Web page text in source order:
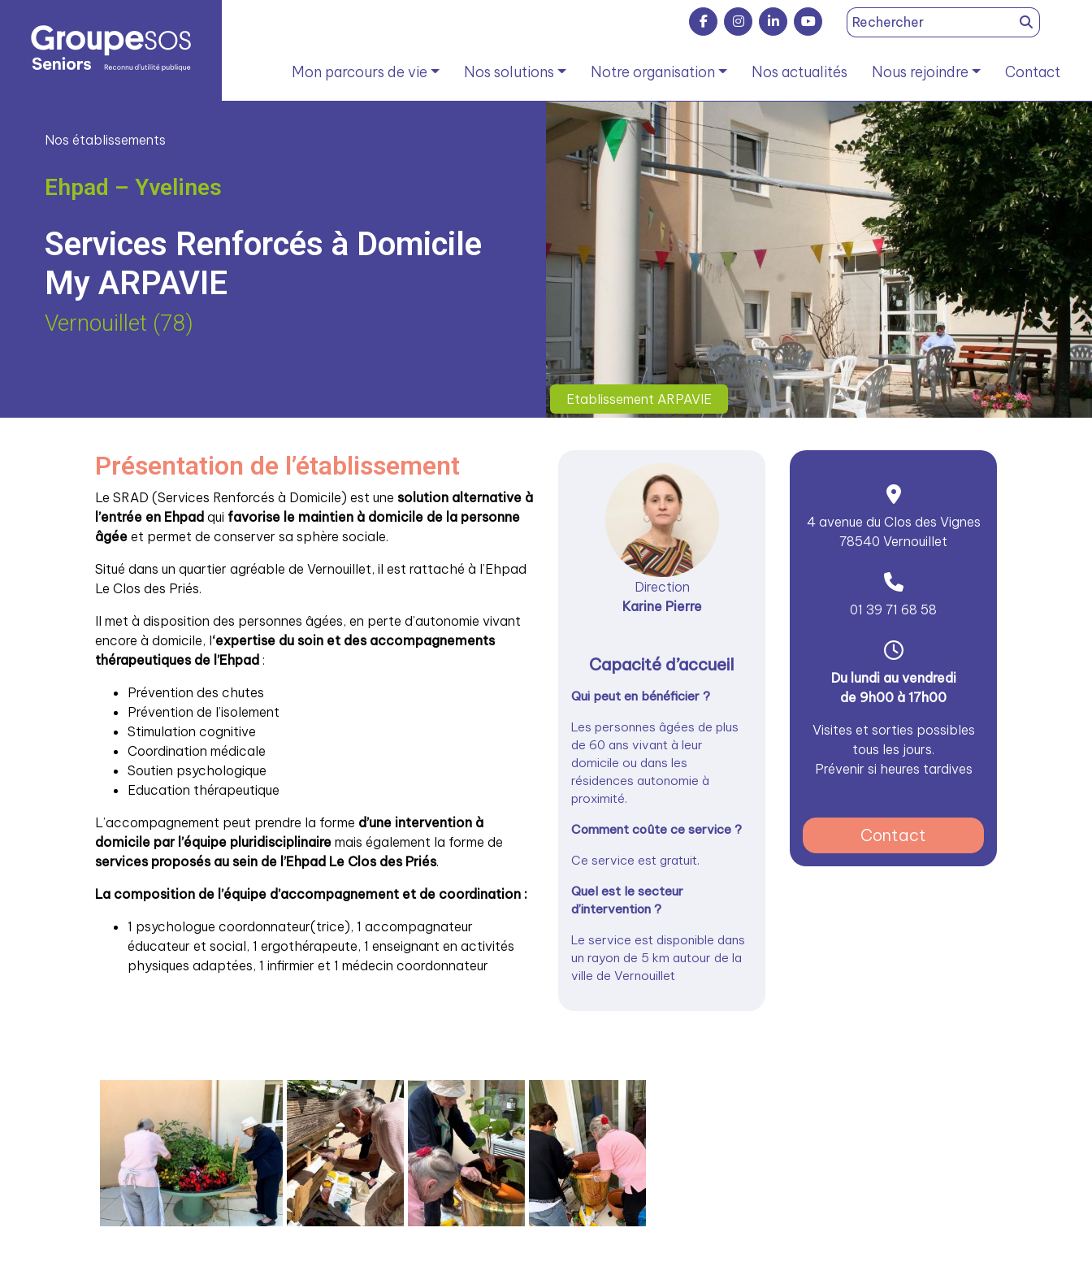
Search
for:
Mon parcours de vie Nos solutions Notre organisation Nos actualités Nous rejoindre Contact
Nos établissements
Ehpad – Yvelines
Services Renforcés à Domicile
My ARPAVIE
Vernouillet (78)
Etablissement ARPAVIE
Présentation de l’établissement
Le SRAD (Services Renforcés à Domicile) est une solution alternative à
l’entrée en Ehpad qui favorise le maintien à domicile de la personne
âgée et permet de conserver sa sphère sociale.
Situé dans un quartier agréable de Vernouillet, il est rattaché à l’Ehpad
Le Clos des Priés.
Il met à disposition des personnes âgées, en perte d’autonomie vivant
encore à domicile, l‘expertise du soin et des accompagnements
thérapeutiques de l’Ehpad :
Prévention des chutes
Prévention de l’isolement
Stimulation cognitive
Coordination médicale
Soutien psychologique
Education thérapeutique
L’accompagnement peut prendre la forme d’une intervention à
domicile par l’équipe pluridisciplinaire mais également la forme de
services proposés au sein de l’Ehpad Le Clos des Priés.
La composition de l’équipe d’accompagnement et de coordination :
1 psychologue coordonnateur(trice), 1 accompagnateur
éducateur et social, 1 ergothérapeute, 1 enseignant en activités
physiques adaptées, 1 infirmier et 1 médecin coordonnateur
Direction
Karine Pierre
Capacité d’accueil
Qui peut en bénéficier ?
Les personnes âgées de plus
de 60 ans vivant à leur
domicile ou dans les
résidences autonomie à
proximité.
Comment coûte ce service ?
Ce service est gratuit.
Quel est le secteur
d’intervention ?
Le service est disponible dans
un rayon de 5 km autour de la
ville de Vernouillet
4 avenue du Clos des Vignes
78540 Vernouillet
01 39 71 68 58
Du lundi au vendredi
de 9h00 à 17h00
Visites et sorties possibles
tous les jours.
Prévenir si heures tardives
Contact